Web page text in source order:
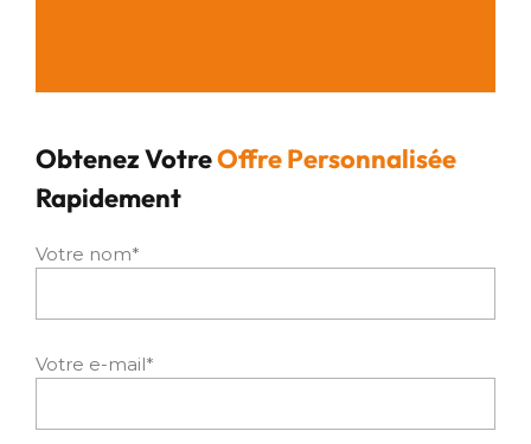
Obtenez VotreOffre Personnalisée
Rapidement
Votre nom*
Votre e-mail*